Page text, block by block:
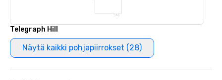
Telegraph Hill
Näytä kaikki pohjapiirrokset (28)